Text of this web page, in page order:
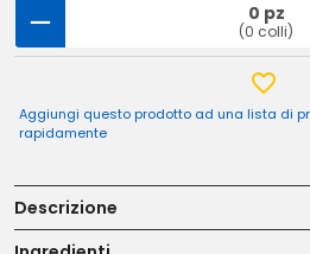
0 pz
(0 colli)
Aggiungi questo prodotto ad una lista di
rapidamente
Descrizione